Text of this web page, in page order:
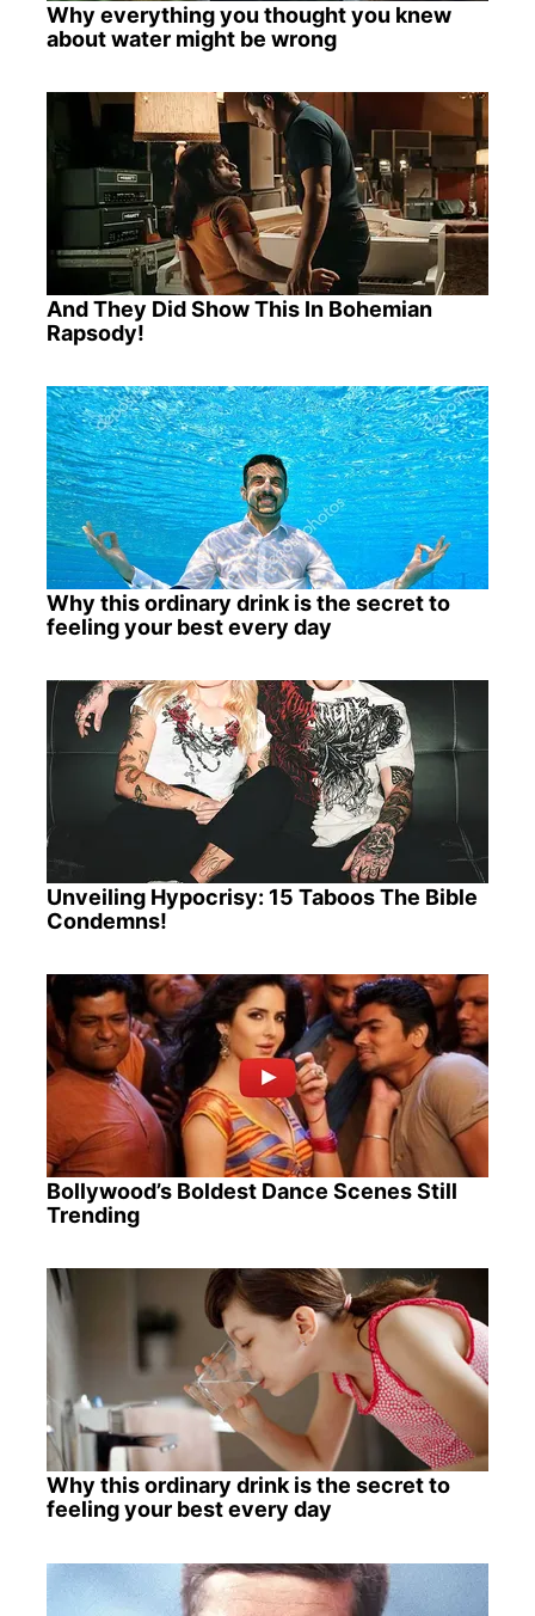
Why everything you thought you knew
about water might be wrong
And They Did Show This In Bohemian
Rapsody!
Why this ordinary drink is the secret to
feeling your best every day
Unveiling Hypocrisy: 15 Taboos The Bible
Condemns!
Bollywood’s Boldest Dance Scenes Still
Trending
Why this ordinary drink is the secret to
feeling your best every day